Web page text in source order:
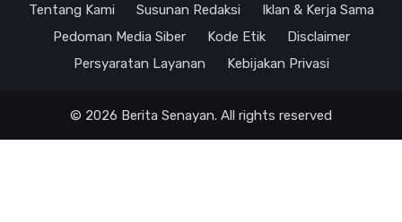
Tentang Kami Susunan Redaksi
Iklan & Kerja Sama
Pedoman Media Siber
Kode Etik
Disclaimer
Persyaratan Layanan
Kebijakan Privasi
© 2026 Berita Senayan. All rights reserved